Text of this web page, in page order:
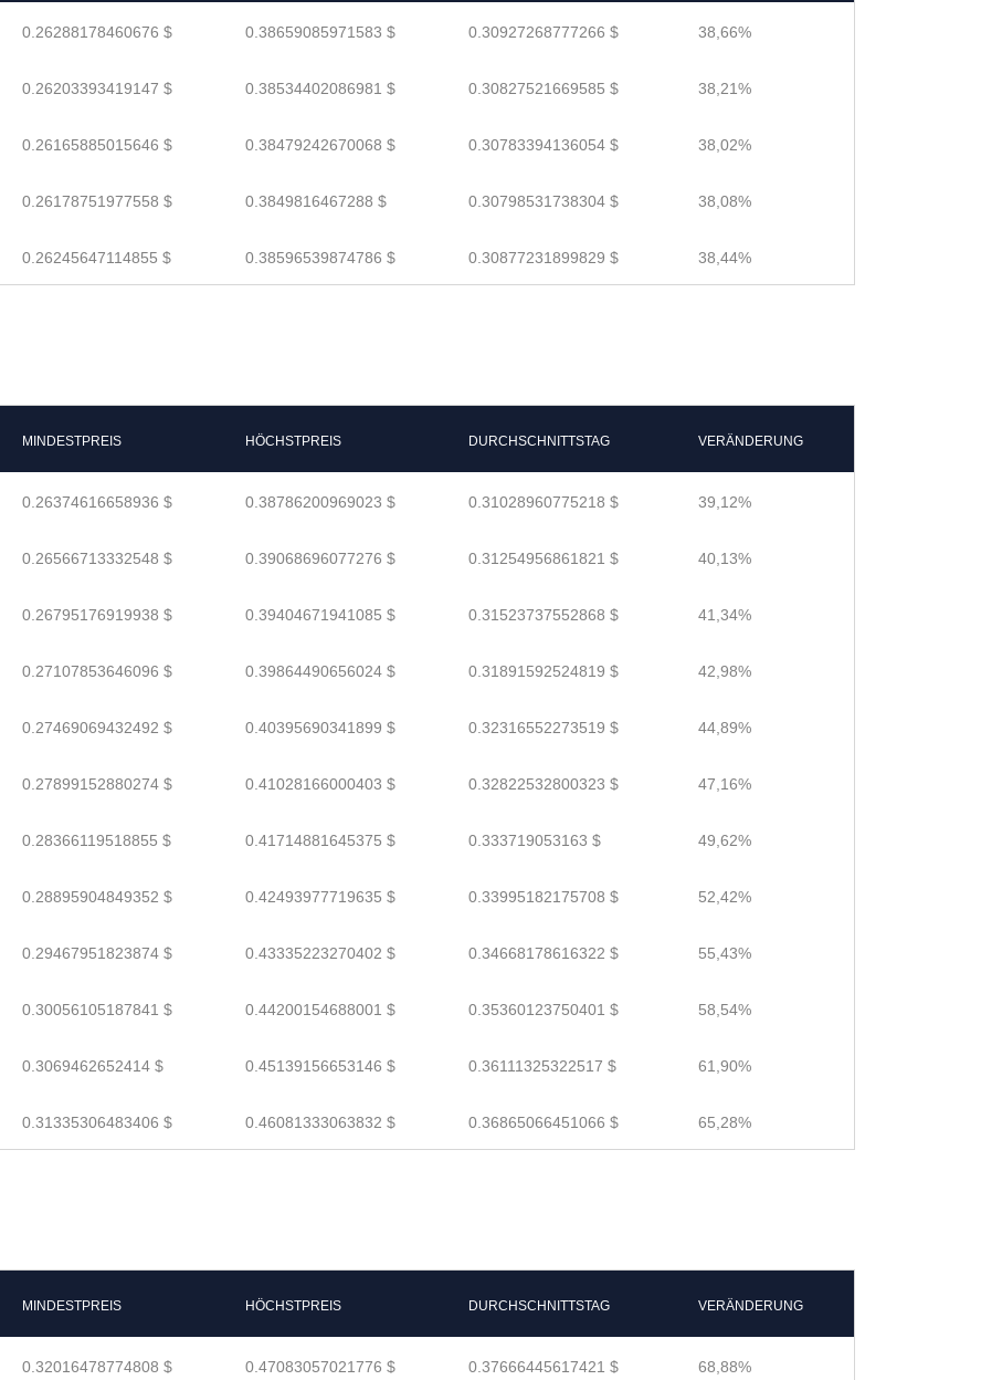
0.26288178460676 $ 0.38659085971583 $ 0.30927268777266 $ 38,66%
0.26203393419147 $ 0.38534402086981 $ 0.30827521669585 $ 38,21%
0.26165885015646 $ 0.38479242670068 $ 0.30783394136054 $ 38,02%
0.26178751977558 $ 0.3849816467288 $ 0.30798531738304 $ 38,08%
0.26245647114855 $ 0.38596539874786 $ 0.30877231899829 $ 38,44%
MINDESTPREIS HÖCHSTPREIS DURCHSCHNITTSTAG VERÄNDERUNG
0.26374616658936 $ 0.38786200969023 $ 0.31028960775218 $ 39,12%
0.26566713332548 $ 0.39068696077276 $ 0.31254956861821 $ 40,13%
0.26795176919938 $ 0.39404671941085 $ 0.31523737552868 $ 41,34%
0.27107853646096 $ 0.39864490656024 $ 0.31891592524819 $ 42,98%
0.27469069432492 $ 0.40395690341899 $ 0.32316552273519 $ 44,89%
0.27899152880274 $ 0.41028166000403 $ 0.32822532800323 $ 47,16%
0.28366119518855 $ 0.41714881645375 $ 0.333719053163 $ 49,62%
0.28895904849352 $ 0.42493977719635 $ 0.33995182175708 $ 52,42%
0.29467951823874 $ 0.43335223270402 $ 0.34668178616322 $ 55,43%
0.30056105187841 $ 0.44200154688001 $ 0.35360123750401 $ 58,54%
0.3069462652414 $ 0.45139156653146 $ 0.36111325322517 $ 61,90%
0.31335306483406 $ 0.46081333063832 $ 0.36865066451066 $ 65,28%
MINDESTPREIS HÖCHSTPREIS DURCHSCHNITTSTAG VERÄNDERUNG
0.32016478774808 $ 0.47083057021776 $ 0.37666445617421 $ 68,88%